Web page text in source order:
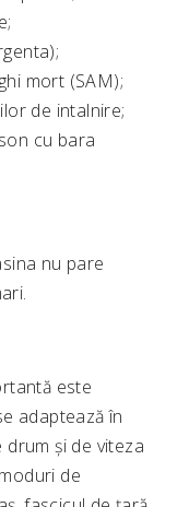
mort (SAM);
de intalnire;
cu bara
nu pare
este
adaptează în
și de viteza
de